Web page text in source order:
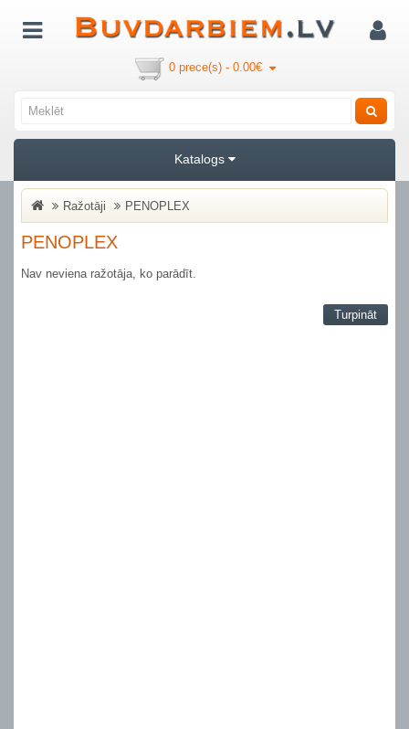
0 prece(s) - 0.00€
Katalogs
Ražotāji PENOPLEX
PENOPLEX
Nav neviena ražotāja, ko parādīt.
Turpināt